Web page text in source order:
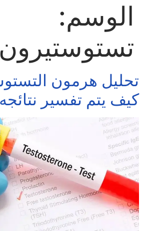
الوسم:
تستوستيرون
تحليل هرمون
كيف يتم تفسير